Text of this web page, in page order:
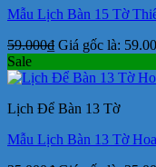
Mẫu Lịch Bàn 15 Tờ
59.000₫ Giá gốc là:
Sale
Lịch Để Bàn 13 Tờ
Mẫu Lịch Bàn 13 Tờ